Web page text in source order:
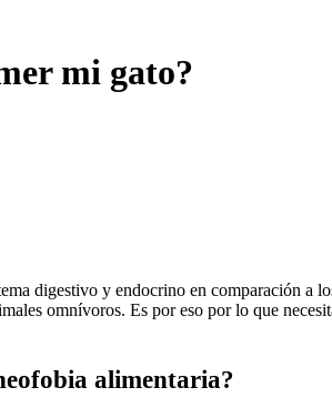
mi gato?
digestivo y endocrino en comparación a
omnívoros. Es por eso por lo que
alimentaria?